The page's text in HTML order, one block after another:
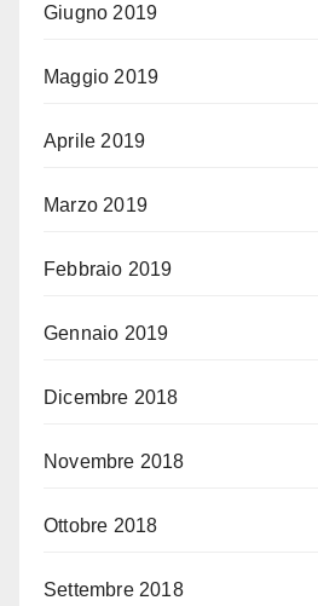
Giugno 2019
Maggio 2019
Aprile 2019
Marzo 2019
Febbraio 2019
Gennaio 2019
Dicembre 2018
Novembre 2018
Ottobre 2018
Settembre 2018